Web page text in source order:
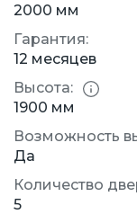
2000 мм
Гарантия:
12 месяцев
Высота:
1900 мм
Возможность
Да
Количество
5